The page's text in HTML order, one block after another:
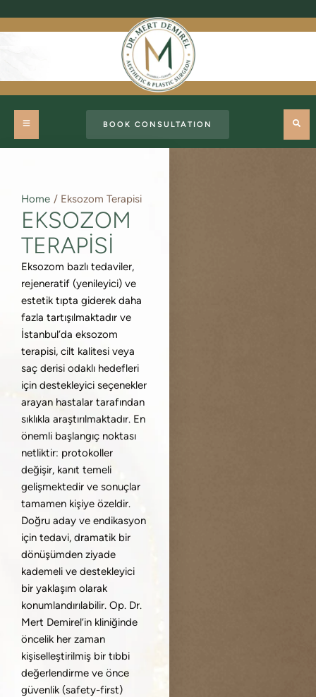
BOOK CONSULTATION
Home / Eksozom Terapisi
EKSOZOM
TERAPISI
Eksozom bazlı tedaviler,
rejeneratif (yenileyici) ve
estetik tıpta giderek daha
fazla tartışılmaktadır ve
İstanbul’da eksozom
terapisi, cilt kalitesi veya
saç derisi odaklı hedefleri
için destekleyici seçenekler
arayan hastalar tarafından
sıklıkla araştırılmaktadır. En
önemli başlangıç noktası
netliktir: protokoller
değişir, kanıt temeli
gelişmektedir ve sonuçlar
tamamen kişiye özeldir.
Doğru aday ve endikasyon
için tedavi, dramatik bir
dönüşümden ziyade
kademeli ve destekleyici
bir yaklaşım olarak
konumlandırılabilir. Op. Dr.
Mert Demirel’in kliniğinde
öncelik her zaman
kişiselleştirilmiş bir tıbbi
değerlendirme ve önce
güvenlik (safety-first)